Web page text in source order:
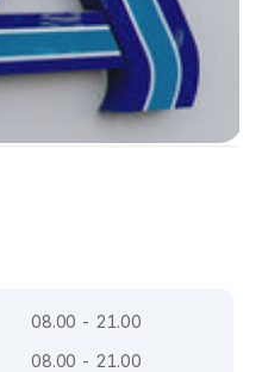
08.00 - 21.00
08.00 - 21.00